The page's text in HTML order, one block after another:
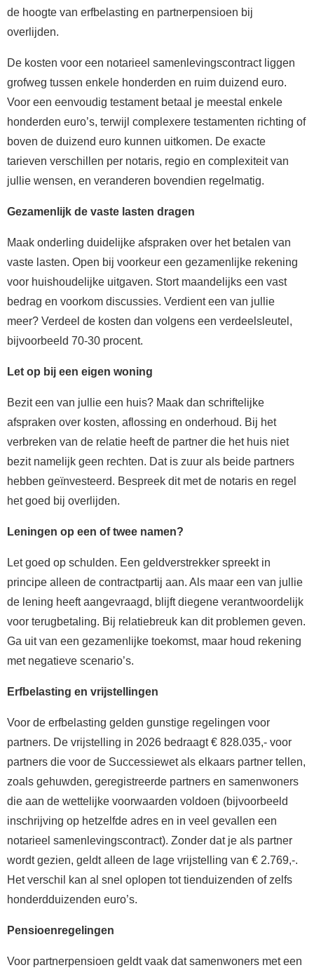
de hoogte van erfbelasting en partnerpensioen bij
overlijden.
De kosten voor een notarieel samenlevingscontract liggen
grofweg tussen enkele honderden en ruim duizend euro.
Voor een eenvoudig testament betaal je meestal enkele
honderden euro’s, terwijl complexere testamenten richting of
boven de duizend euro kunnen uitkomen. De exacte
tarieven verschillen per notaris, regio en complexiteit van
jullie wensen, en veranderen bovendien regelmatig.
Gezamenlijk de vaste lasten dragen
Maak onderling duidelijke afspraken over het betalen van
vaste lasten. Open bij voorkeur een gezamenlijke rekening
voor huishoudelijke uitgaven. Stort maandelijks een vast
bedrag en voorkom discussies. Verdient een van jullie
meer? Verdeel de kosten dan volgens een verdeelsleutel,
bijvoorbeeld 70-30 procent.
Let op bij een eigen woning
Bezit een van jullie een huis? Maak dan schriftelijke
afspraken over kosten, aflossing en onderhoud. Bij het
verbreken van de relatie heeft de partner die het huis niet
bezit namelijk geen rechten. Dat is zuur als beide partners
hebben geïnvesteerd. Bespreek dit met de notaris en regel
het goed bij overlijden.
Leningen op een of twee namen?
Let goed op schulden. Een geldverstrekker spreekt in
principe alleen de contractpartij aan. Als maar een van jullie
de lening heeft aangevraagd, blijft diegene verantwoordelijk
voor terugbetaling. Bij relatiebreuk kan dit problemen geven.
Ga uit van een gezamenlijke toekomst, maar houd rekening
met negatieve scenario’s.
Erfbelasting en vrijstellingen
Voor de erfbelasting gelden gunstige regelingen voor
partners. De vrijstelling in 2026 bedraagt € 828.035,- voor
partners die voor de Successiewet als elkaars partner tellen,
zoals gehuwden, geregistreerde partners en samenwoners
die aan de wettelijke voorwaarden voldoen (bijvoorbeeld
inschrijving op hetzelfde adres en in veel gevallen een
notarieel samenlevingscontract). Zonder dat je als partner
wordt gezien, geldt alleen de lage vrijstelling van € 2.769,-.
Het verschil kan al snel oplopen tot tienduizenden of zelfs
honderdduizenden euro’s.
Pensioenregelingen
Voor partnerpensioen geldt vaak dat samenwoners met een